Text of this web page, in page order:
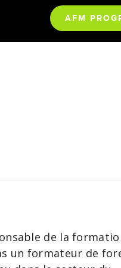
AFM
de la
un formateur de